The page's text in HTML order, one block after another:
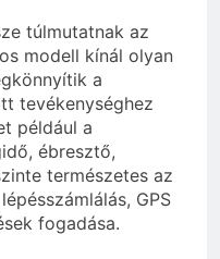
túlmutatnak az
modell kínál olyan
a
tevékenységhez
például a
ébresztő,
természetes az
GPS
fogadása.